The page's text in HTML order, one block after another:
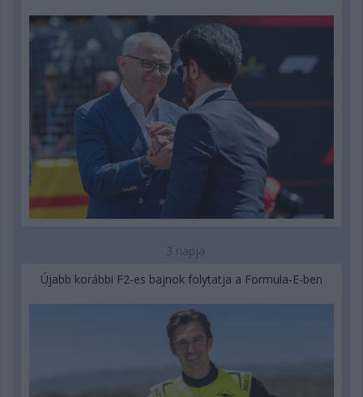
3 napja
Újabb korábbi F2-es bajnok folytatja a Formula-E-ben